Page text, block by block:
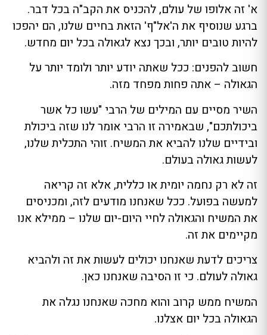
א' זה אלופו של עולם, להכניס את הקב"ה בכל דבר.
ברגע שנוסיף את ה'אל"ף' הזאת בחיים שלנו, הם יהפכו
להיות טובים יותר, ובכך נצא לגאולה בכל יום מחדש.
חשוב להפנים: ככל שאתה יודע יותר ולומד יותר על
הגאולה – אתה פחות מפחד מזה.
השיר מסיים עם המילים של הרבי "עשו כל אשר
ביכולתכם", שבאמירה זו הרבי אומר לנו שזה ביכולת
ובידיים שלנו להביא את המשיח. זוהי התכלית שלנו,
לעשות גאולה בעולם.
זה לא רק נחמה יומית או כללית, אלא זה קריאה
למעשה בפועל. ככל שאנחנו מודעים לזה, ומכניסים
את המשיח והגאולה לחיי היום-יום שלנו – ממילא אנו
מקיימים את זה.
צריכים לדעת שאנחנו יכולים לעשות את זה ולהביא
גאולה לעולם. כי זו הסיבה שאנחנו כאן.
המשיח ממש קרוב והוא מחכה שאנחנו נגלה את
הגאולה בכל יום אצלנו.